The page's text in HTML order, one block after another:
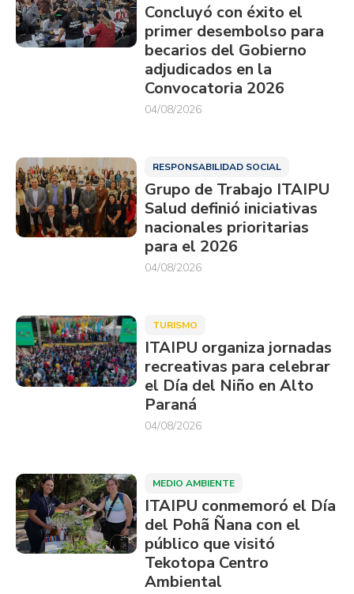
Concluyó con éxito el
primer desembolso para
becarios del Gobierno
adjudicados en la
Convocatoria 2026
04/08/2026
RESPONSABILIDAD SOCIAL
Grupo de Trabajo ITAIPU
Salud definió iniciativas
nacionales prioritarias
para el 2026
04/08/2026
TURISMO
ITAIPU organiza jornadas
recreativas para celebrar
el Día del Niño en Alto
Paraná
04/08/2026
MEDIO AMBIENTE
ITAIPU conmemoró el Día
del Pohã Ñana con el
público que visitó
Tekotopa Centro
Ambiental